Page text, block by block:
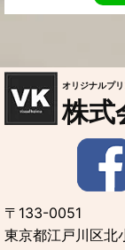
オリジナルプ
株式
〒133-0051
東京都江戸川区北